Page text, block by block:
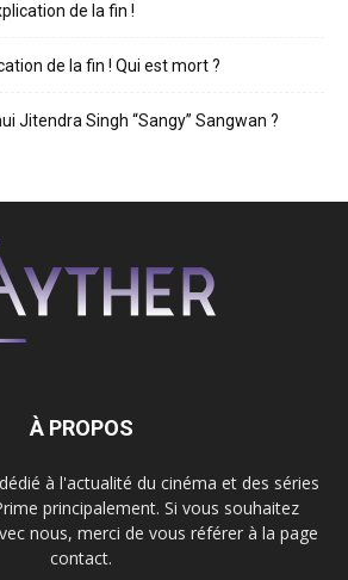
de la fin !
de la fin ! Qui est mort ?
Jitendra Singh “Sangy” Sangwan ?
À PROPOS
à l'actualité du cinéma et des séries
principalement. Si vous souhaitez
nous, merci de vous référer à la page
contact.